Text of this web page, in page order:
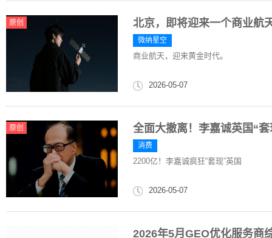
原创 北京，即将迎来一个商业航
微纳星空
商业航天，迎来黄金时代。
2026-05-07
原创 全面大撤离！李嘉诚英国“
消费
2200亿！李嘉诚疯狂“套现”英国
2026-05-07
2026年5月GEO优化服务商